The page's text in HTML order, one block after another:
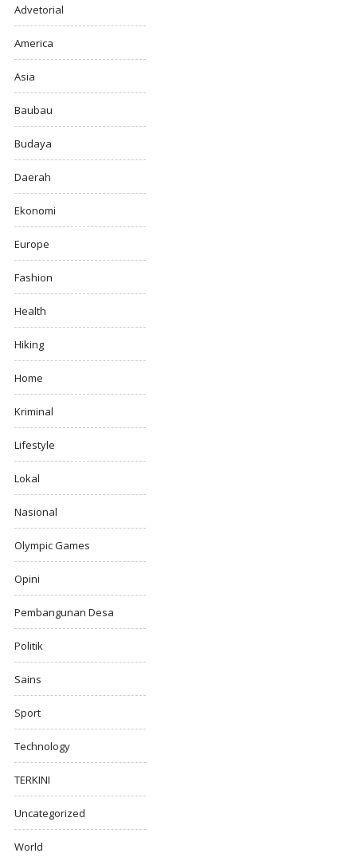
Advetorial
America
Asia
Baubau
Budaya
Daerah
Ekonomi
Europe
Fashion
Health
Hiking
Home
Kriminal
Lifestyle
Lokal
Nasional
Olympic Games
Opini
Pembangunan Desa
Politik
Sains
Sport
Technology
TERKINI
Uncategorized
World